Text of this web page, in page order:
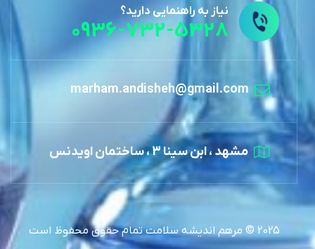
نیاز به راهنمایی دارید؟
0936-732-5328
marham.andisheh@gmail.com
مشهد ، ابن سینا 3 ، ساختمان اویدنس
2025 © مرهم اندیشه سلامت تمام حقوق محفوظ است